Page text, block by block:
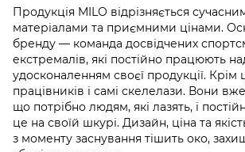
Продукція MILO відрізняється
матеріалами та приємними цінами.
бренду — команда досвідчених
екстремалів, які постійно працюють
удосконаленням своєї продукції. Крім
працівників і самі скелелази. Вони
що потрібно людям, які лазять, і
це на своїй шкурі. Дизайн, ціна та
з моменту заснування тішить око,